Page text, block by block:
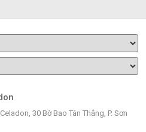
30 Bờ Bao Tân Thắng, P. Sơn